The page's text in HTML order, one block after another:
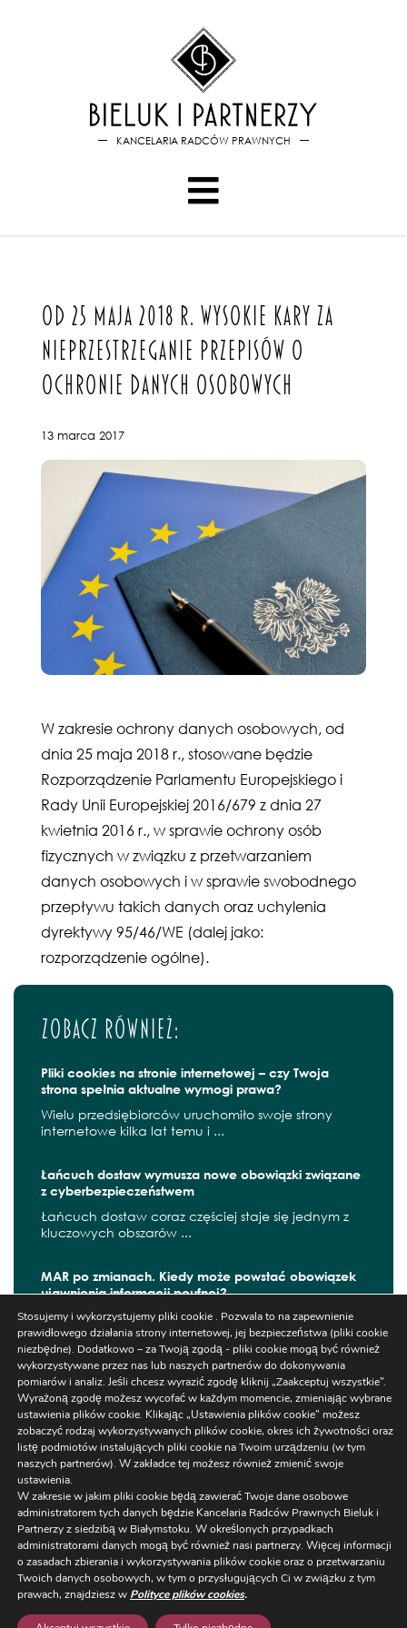
KANCELARIA RADCÓW PRAWNYCH
OD 25 MAJA 2018 R. WYSOKIE KARY ZA
NIEPRZESTRZEGANIE PRZEPISÓW O
OCHRONIE DANYCH OSOBOWYCH
13 marca 2017
W zakresie ochrony danych osobowych, od
dnia 25 maja 2018 r., stosowane będzie
Rozporządzenie Parlamentu Europejskiego i
Rady Unii Europejskiej 2016/679 z dnia 27
kwietnia 2016 r., w sprawie ochrony osób
fizycznych w związku z przetwarzaniem
danych osobowych i w sprawie swobodnego
przepływu takich danych oraz uchylenia
dyrektywy 95/46/WE (dalej jako:
rozporządzenie ogólne).
Zobacz również:
Pliki cookies na stronie internetowej – czy Twoja
strona spełnia aktualne wymogi prawa?
Wielu przedsiębiorców uruchomiło swoje strony
internetowe kilka lat temu i ...
Łańcuch dostaw wymusza nowe obowiązki związane
z cyberbezpieczeństwem
Łańcuch dostaw coraz częściej staje się jednym z
kluczowych obszarów ...
MAR po zmianach. Kiedy może powstać obowiązek
ujawnienia informacji poufnej?
W czerwcu 2026 r. zaczęły obowiązywać kolejne
zmiany wynikające z ...
Szukaj
NEWSLETTER Regulaminy/RODO /
Ustawienia
Cookies
ul. Warszawska 14 lok. 3, 15-063 Białystok,
Stosujemy i wykorzystujemy pliki cookie . Pozwala to na zapewnienie
prawidłowego działania strony internetowej, jej bezpieczeństwa (pliki cookie
niezbędne). Dodatkowo – za Twoją zgodą - pliki cookie mogą być również
wykorzystywane przez nas lub naszych partnerów do dokonywania
pomiarów i analiz. Jeśli chcesz wyrazić zgodę kliknij „Zaakceptuj wszystkie”.
Wyrażoną zgodę możesz wycofać w każdym momencie, zmieniając wybrane
ustawienia plików cookie. Klikając „Ustawienia plików cookie” możesz
zobaczyć rodzaj wykorzystywanych plików cookie, okres ich żywotności oraz
listę podmiotów instalujących pliki cookie na Twoim urządzeniu (w tym
naszych partnerów). W zakładce tej możesz również zmienić swoje
ustawienia.
W zakresie w jakim pliki cookie będą zawierać Twoje dane osobowe
administratorem tych danych będzie Kancelaria Radców Prawnych Bieluk i
Partnerzy z siedzibą w Białymstoku. W określonych przypadkach
administratorami danych mogą być również nasi partnerzy. Więcej informacji
o zasadach zbierania i wykorzystywania plików cookie oraz o przetwarzaniu
Twoich danych osobowych, w tym o przysługujących Ci w związku z tym
prawach, znajdziesz w Polityce plików cookies.